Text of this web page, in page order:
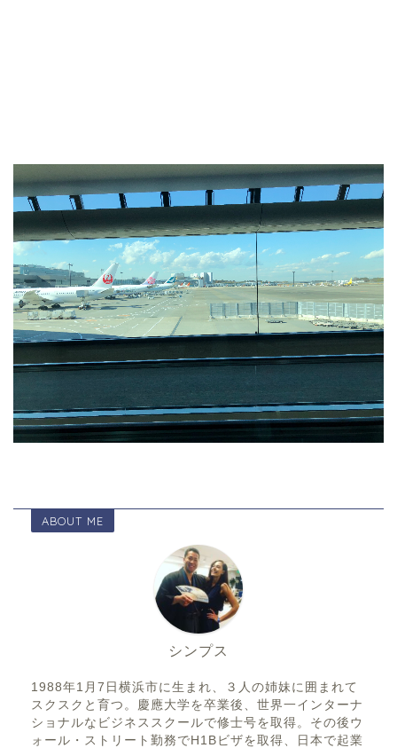
ABOUT ME
シンプス
1988年1月7日横浜市に生まれ、３人の姉妹に囲まれて
スクスクと育つ。慶應大学を卒業後、世界一インターナ
ショナルなビジネススクールで修士号を取得。その後ウ
ォール・ストリート勤務でH1Bビザを取得、日本で起業